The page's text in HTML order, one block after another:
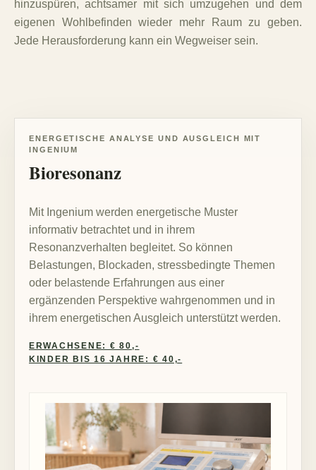
hinzuspüren, achtsamer mit sich umzugehen und dem
eigenen Wohlbefinden wieder mehr Raum zu geben.
Jede Herausforderung kann ein Wegweiser sein.
ENERGETISCHE ANALYSE UND AUSGLEICH MIT
INGENIUM
Bioresonanz
Mit Ingenium werden energetische Muster
informativ betrachtet und in ihrem
Resonanzverhalten begleitet. So können
Belastungen, Blockaden, stressbedingte Themen
oder belastende Erfahrungen aus einer
ergänzenden Perspektive wahrgenommen und in
ihrem energetischen Ausgleich unterstützt werden.
ERWACHSENE: € 80,-
KINDER BIS 16 JAHRE: € 40,-